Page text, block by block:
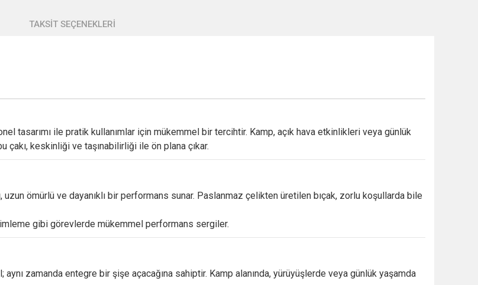
TAKSİT SEÇENEKLERİ
tasarımı ile pratik kullanımlar için mükemmel bir tercihtir. Kamp, açık hava etkinlikleri veya günlük
çakı, keskinliği ve taşınabilirliği ile ön plana çıkar.
uzun ömürlü ve dayanıklı bir performans sunar. Paslanmaz çelikten üretilen bıçak, zorlu koşullarda bile
gibi görevlerde mükemmel performans sergiler.
aynı zamanda entegre bir şişe açacağına sahiptir. Kamp alanında, yürüyüşlerde veya günlük yaşamda